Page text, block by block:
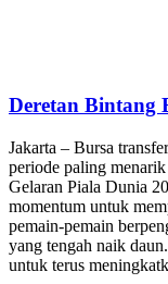
Deretan Bintang
Jakarta – Bursa
periode paling
Gelaran Piala Dunia
momentum untuk
pemain-pemain
yang tengah naik
untuk terus